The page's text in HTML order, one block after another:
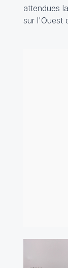
attendues
sur l'Ouest